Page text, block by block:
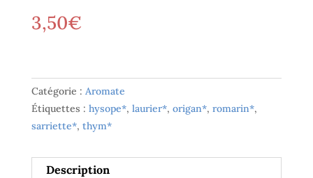
3,50€
Catégorie : Aromate
Étiquettes : hysope*, laurier*, origan*, romarin*,
sarriette*, thym*
Description